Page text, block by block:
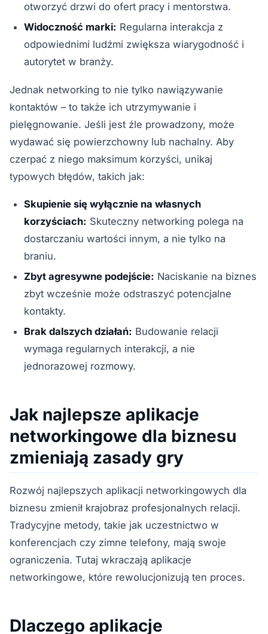
otworzyć drzwi do ofert pracy i mentorstwa.
Widoczność marki: Regularna interakcja z
odpowiednimi ludźmi zwiększa wiarygodność i
autorytet w branży.
Jednak networking to nie tylko nawiązywanie
kontaktów – to także ich utrzymywanie i
pielęgnowanie. Jeśli jest źle prowadzony, może
wydawać się powierzchowny lub nachalny. Aby
czerpać z niego maksimum korzyści, unikaj
typowych błędów, takich jak:
Skupienie się wyłącznie na własnych
korzyściach: Skuteczny networking polega na
dostarczaniu wartości innym, a nie tylko na
braniu.
Zbyt agresywne podejście: Naciskanie na biznes
zbyt wcześnie może odstraszyć potencjalne
kontakty.
Brak dalszych działań: Budowanie relacji
wymaga regularnych interakcji, a nie
jednorazowej rozmowy.
Jak najlepsze aplikacje
networkingowe dla biznesu
zmieniają zasady gry
Rozwój najlepszych aplikacji networkingowych dla
biznesu zmienił krajobraz profesjonalnych relacji.
Tradycyjne metody, takie jak uczestnictwo w
konferencjach czy zimne telefony, mają swoje
ograniczenia. Tutaj wkraczają aplikacje
networkingowe, które rewolucjonizują ten proces.
Dlaczego aplikacje